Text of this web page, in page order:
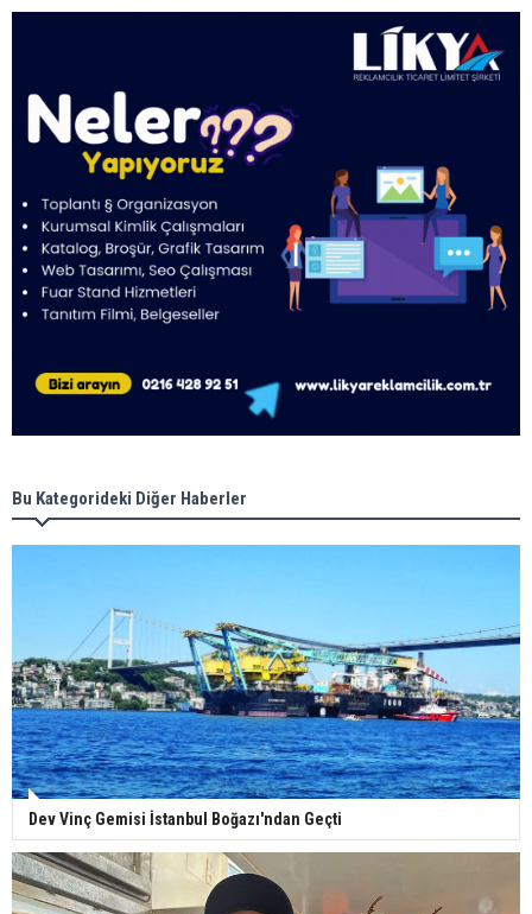
Bu Kategorideki Diğer Haberler
Dev Vinç Gemisi İstanbul Boğazı'ndan Geçti